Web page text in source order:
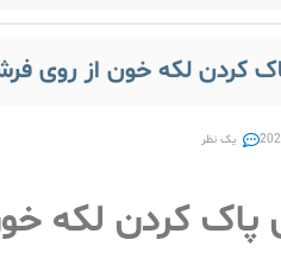
کردن لکه خون از روی
یک نظر
کردن لکه